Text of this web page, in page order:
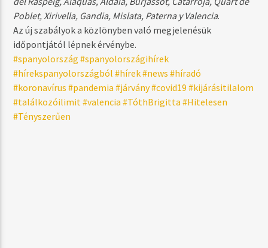
Poblet, Xirivella, Gandia, Mislata, Paterna y Valencia.
Az új szabályok a közlönyben való megjelenésük
időpontjától lépnek érvénybe.
#spanyolország #spanyolországihírek
#hírekspanyolországból #hírek#news #híradó
#koronavírus #pandemia #járvány#covid19 #kijárásitilalom
#találkozóilimit#valencia #TóthBrigitta #Hitelesen
#Tényszerűen